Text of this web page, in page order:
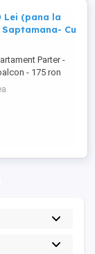
Lei (pana la
Saptamana- Cu
Parter -
- 175 ron
165 ron Camere
twin- 165 ron
video
pana la
la ora 15.00!